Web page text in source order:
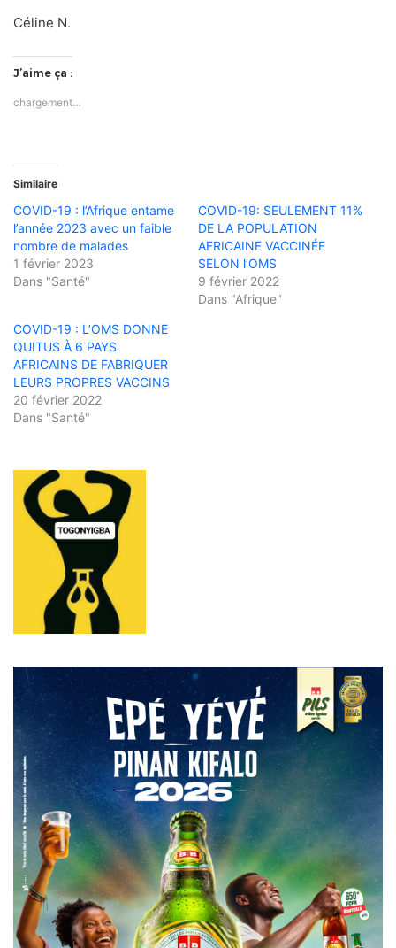
Céline N.
J’aime ça :
chargement…
Similaire
COVID-19 : l’Afrique entame
l’année 2023 avec un faible
nombre de malades
1 février 2023
Dans "Santé"
COVID-19: SEULEMENT 11%
DE LA POPULATION
AFRICAINE VACCINÉE
SELON l’OMS
9 février 2022
Dans "Afrique"
COVID-19 : L’OMS DONNE
QUITUS À 6 PAYS
AFRICAINS DE FABRIQUER
LEURS PROPRES VACCINS
20 février 2022
Dans "Santé"